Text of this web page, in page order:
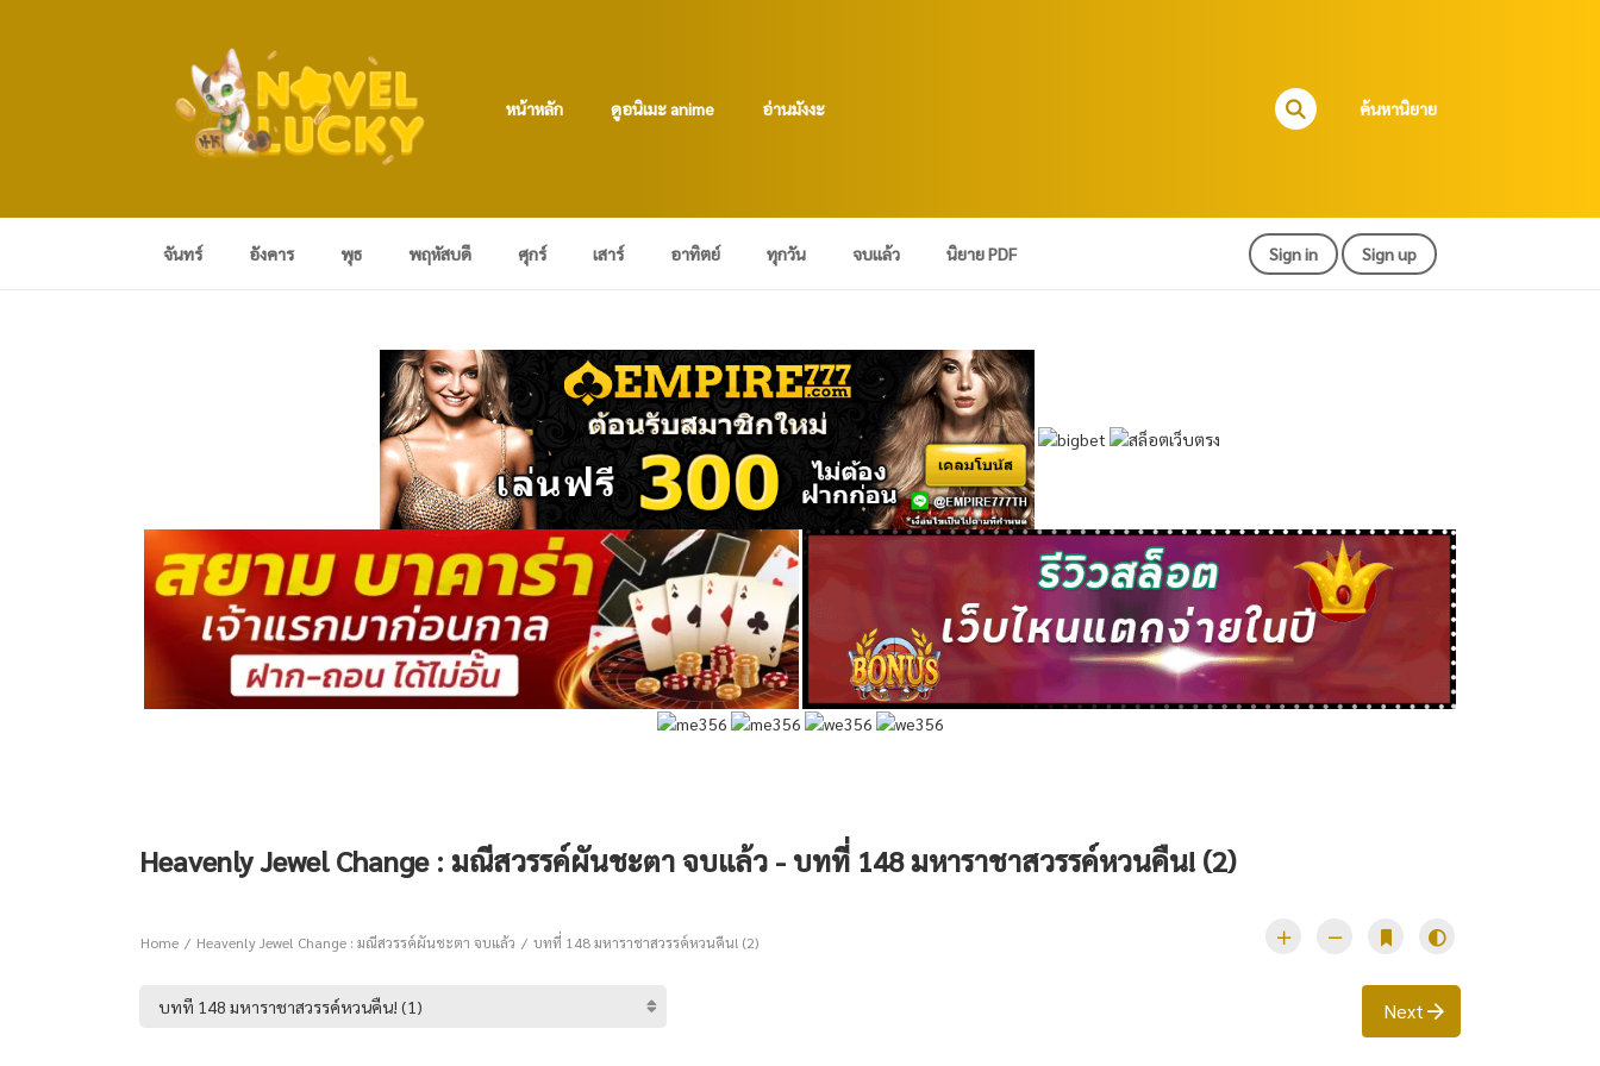
หน้าหลัก ดูอนิเมะ anime อ่านมังงะ ค้นหานิยาย
จันทร์ อังคาร พุธ พฤหัสบดี ศุกร์ เสาร์ อาทิตย์ ทุกวัน จบแล้ว นิยาย PDF Sign in Sign up
Heavenly Jewel Change : มณีสวรรค์ผันชะตา จบแล้ว - บทที่ 148 มหาราชาสวรรค์หวนคืน! (2)
Home Heavenly Jewel Change : มณีสวรรค์ผันชะตา จบแล้ว บทที่ 148 มหาราชาสวรรค์หวนคืน! (2)
Next